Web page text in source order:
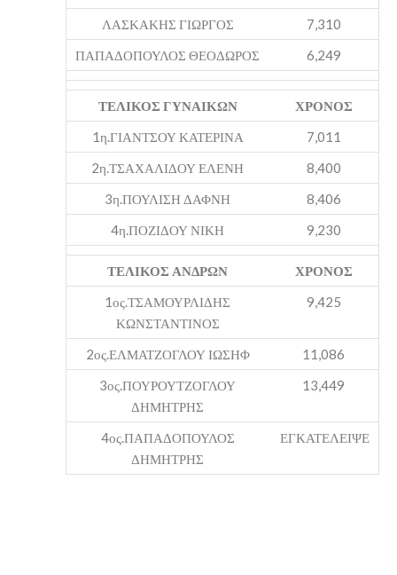
ΛΑΣΚΑΚΗΣ ΓΙΩΡΓΟΣ
7,310
ΠΑΠΑΔΟΠΟΥΛΟΣ ΘΕΟΔΩΡΟΣ
6,249
ΤΕΛΙΚΟΣ ΓΥΝΑΙΚΩΝ
ΧΡΟΝΟΣ
1η.ΓΙΑΝΤΣΟΥ ΚΑΤΕΡΙΝΑ
7,011
2η.ΤΣΑΧΑΛΙΔΟΥ ΕΛΕΝΗ
8,400
3η.ΠΟΥΛΙΣΗ ΔΑΦΝΗ
8,406
4η.ΠΟΖΙΔΟΥ ΝΙΚΗ
9,230
ΤΕΛΙΚΟΣ ΑΝΔΡΩΝ
ΧΡΟΝΟΣ
1ος.ΤΣΑΜΟΥΡΛΙΔΗΣ
ΚΩΝΣΤΑΝΤΙΝΟΣ
9,425
2ος.ΕΛΜΑΤΖΟΓΛΟΥ ΙΩΣΗΦ
11,086
3ος.ΠΟΥΡΟΥΤΖΟΓΛΟΥ
ΔΗΜΗΤΡΗΣ
13,449
4ος.ΠΑΠΑΔΟΠΟΥΛΟΣ
ΔΗΜΗΤΡΗΣ
ΕΓΚΑΤΕΛΕΙΨΕ